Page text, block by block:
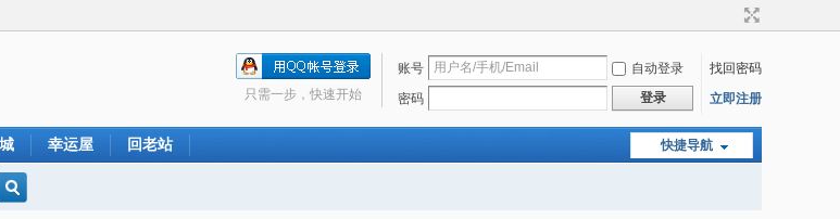
账号 自动登录
找回密码
密码
登录 立即注册
只需一步，快速开始
快捷导航
幸运屋 回老站